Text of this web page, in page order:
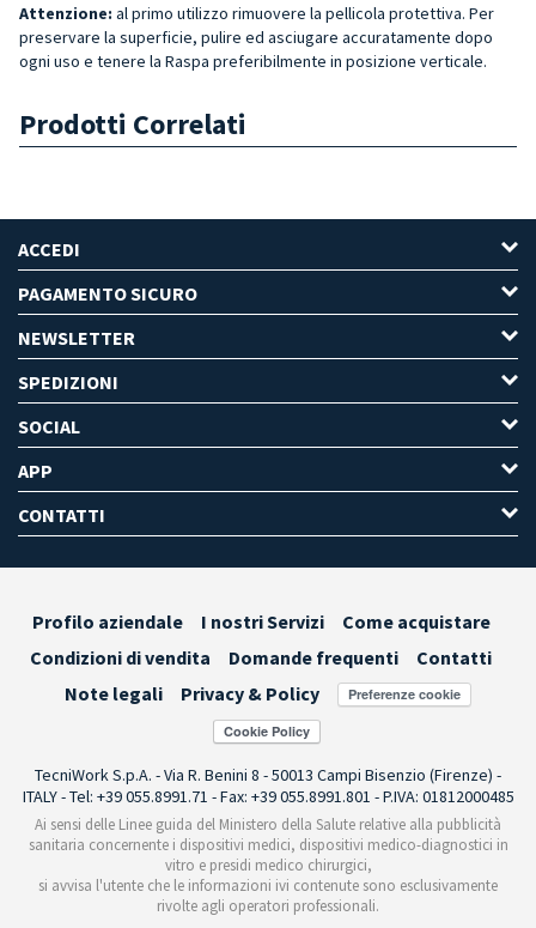
Attenzione: al primo utilizzo rimuovere la pellicola protettiva. Per
preservare la superficie, pulire ed asciugare accuratamente dopo
ogni uso e tenere la Raspa preferibilmente in posizione verticale.
Prodotti Correlati
ACCEDI
PAGAMENTO SICURO
NEWSLETTER
SPEDIZIONI
SOCIAL
APP
CONTATTI
Profilo aziendale I nostri Servizi
Come acquistare
Condizioni di vendita
Domande frequenti
Contatti
Note legali
Privacy & Policy Preferenze cookie
TecniWork S.p.A. - Via R. Benini 8 - 50013 Campi Bisenzio (Firenze) -
ITALY - Tel: +39 055.8991.71 - Fax: +39 055.8991.801 - P.IVA: 01812000485
Ai sensi delle Linee guida del Ministero della Salute relative alla pubblicità
sanitaria concernente i dispositivi medici, dispositivi medico-diagnostici in
vitro e presidi medico chirurgici,
si avvisa l'utente che le informazioni ivi contenute sono esclusivamente
rivolte agli operatori professionali.